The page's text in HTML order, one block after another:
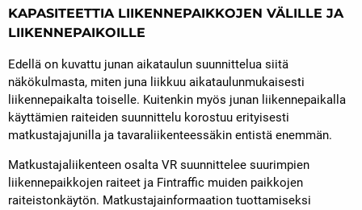
KAPASITEETTIA LIIKENNEPAIKKOJEN VÄLILLE JA
LIIKENNEPAIKOILLE
Edellä on kuvattu junan aikataulun suunnittelua siitä
näkökulmasta, miten juna liikkuu aikataulunmukaisesti
liikennepaikalta toiselle. Kuitenkin myös junan liikennepaikalla
käyttämien raiteiden suunnittelu korostuu erityisesti
matkustajajunilla ja tavaraliikenteessäkin entistä enemmän.
Matkustajaliikenteen osalta VR suunnittelee suurimpien
liikennepaikkojen raiteet ja Fintraffic muiden paikkojen
raiteistonkäytön. Matkustajainformaation tuottamiseksi